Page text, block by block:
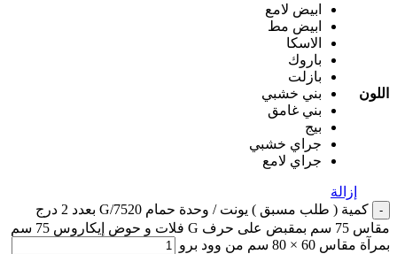
اللون
ابيض لامع
ابيض مط
الاسكا
باروك
بازلت
بني خشبي
بني غامق
بيج
جراي خشبي
جراي لامع
إزالة
كمية ( طلب مسبق ) يونت / وحدة حمام G/7520 بعدد 2 درج
مقاس 75 سم بمقبض على حرف G فلات و حوض إيكاروس 75 سم
بمرآة مقاس 60 × 80 سم من وود برو